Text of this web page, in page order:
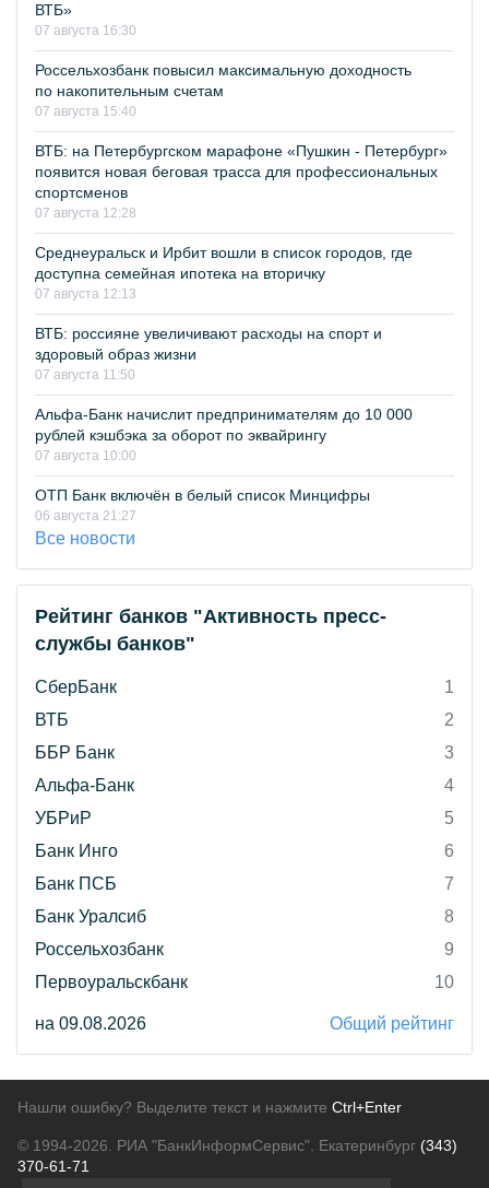
ВТБ»
07 августа 16:30
Россельхозбанк повысил максимальную доходность
по накопительным счетам
07 августа 15:40
ВТБ: на Петербургском марафоне «Пушкин - Петербург»
появится новая беговая трасса для профессиональных
спортсменов
07 августа 12:28
Среднеуральск и Ирбит вошли в список городов, где
доступна семейная ипотека на вторичку
07 августа 12:13
ВТБ: россияне увеличивают расходы на спорт и
здоровый образ жизни
07 августа 11:50
Альфа-Банк начислит предпринимателям до 10 000
рублей кэшбэка за оборот по эквайрингу
07 августа 10:00
ОТП Банк включён в белый список Минцифры
06 августа 21:27
Все новости
Рейтинг банков "Активность пресс-
службы банков"
СберБанк
1
ВТБ
2
ББР Банк
3
Альфа-Банк
4
УБРиР
5
Банк Инго
6
Банк ПСБ
7
Банк Уралсиб
8
Россельхозбанк
9
Первоуральскбанк
10
на 09.08.2026 Общий рейтинг
Нашли ошибку? Выделите текст и нажмите Ctrl+Enter
© 1994-2026. РИА "БанкИнформСервис". Екатеринбург (343)
370-61-71